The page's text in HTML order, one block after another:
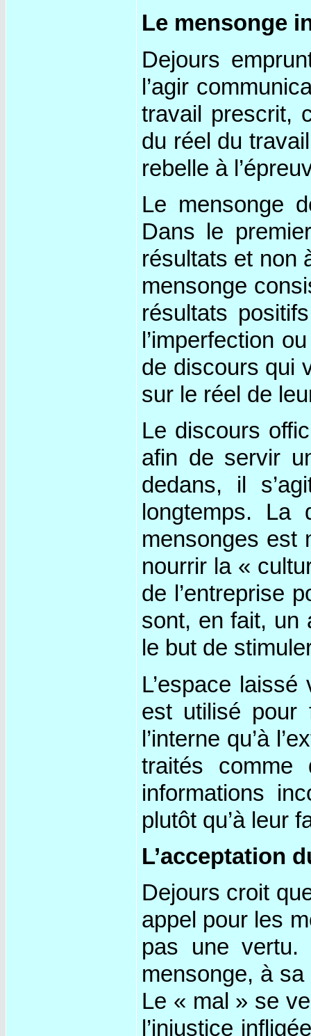
Le mensonge
Dejours
l’agir
travail prescrit,
du réel du
rebelle à
Le mensonge
Dans le
résultats et non
mensonge
résultats
l’imperfection
de discours qui
sur le réel de
Le discours
afin de servir
dedans, il
longtemps. La
mensonges est
nourrir la «
de l’entreprise
sont, en fait, un
le but de
L’espace
est utilisé pour
l’interne qu’à
traités
informations
plutôt qu’à leur
L’acceptation
Dejours croit
appel pour les
pas une
mensonge, à
Le « mal » se
l’injustice